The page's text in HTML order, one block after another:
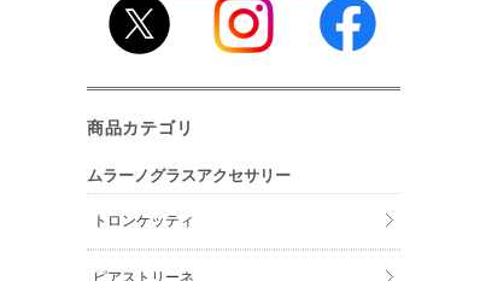
商品カテゴリ
ムラーノグラスアクセサリー
トロンケッティ
ピアストリーネ